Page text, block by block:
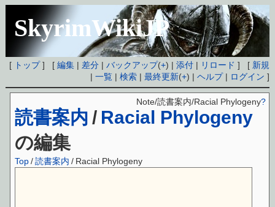
SkyrimWikiJP
[ トップ] [編集 | 差分 |バックアップ(+) |添付 | リロード ] [ 新規
|一覧 |検索 |最終更新(+) |ヘルプ| ログイン ]
読書案内 / Racial Phylogeny
の編集
Note/読書案内/Racial Phylogeny?
Top /読書案内 / Racial Phylogeny